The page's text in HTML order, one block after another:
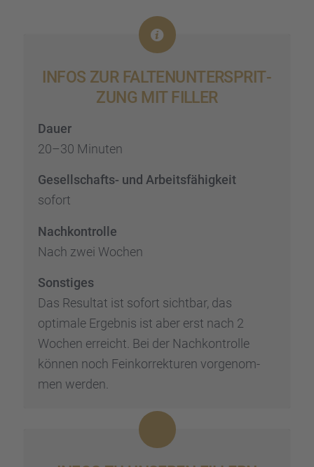
INFOS ZUR FALTEN­UN­TER­SPRIT­
ZUNG MIT FILLER
Dauer
20–30 Minuten
Gesell­schafts- und Arbeits­fä­hig­keit
sofort
Nachkon­trolle
Nach zwei Wochen
Sonsti­ges
Das Resul­tat ist sofort sicht­bar, das
optimale Ergeb­nis ist aber erst nach 2
Wochen erreicht. Bei der Nachkon­trolle
können noch Feinkor­rek­tu­ren vorge­nom­
men werden.